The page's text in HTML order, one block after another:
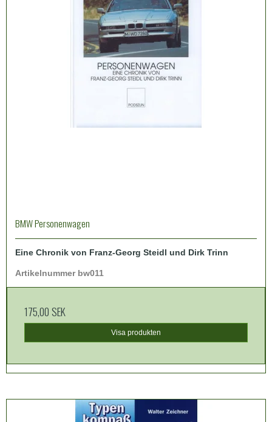
BMW Personenwagen
Eine Chronik von Franz-Georg Steidl und Dirk Trinn
Artikelnummer bw011
175,00 SEK
Visa produkten